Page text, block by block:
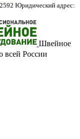
Юридический адрес:
Швейное
всей России